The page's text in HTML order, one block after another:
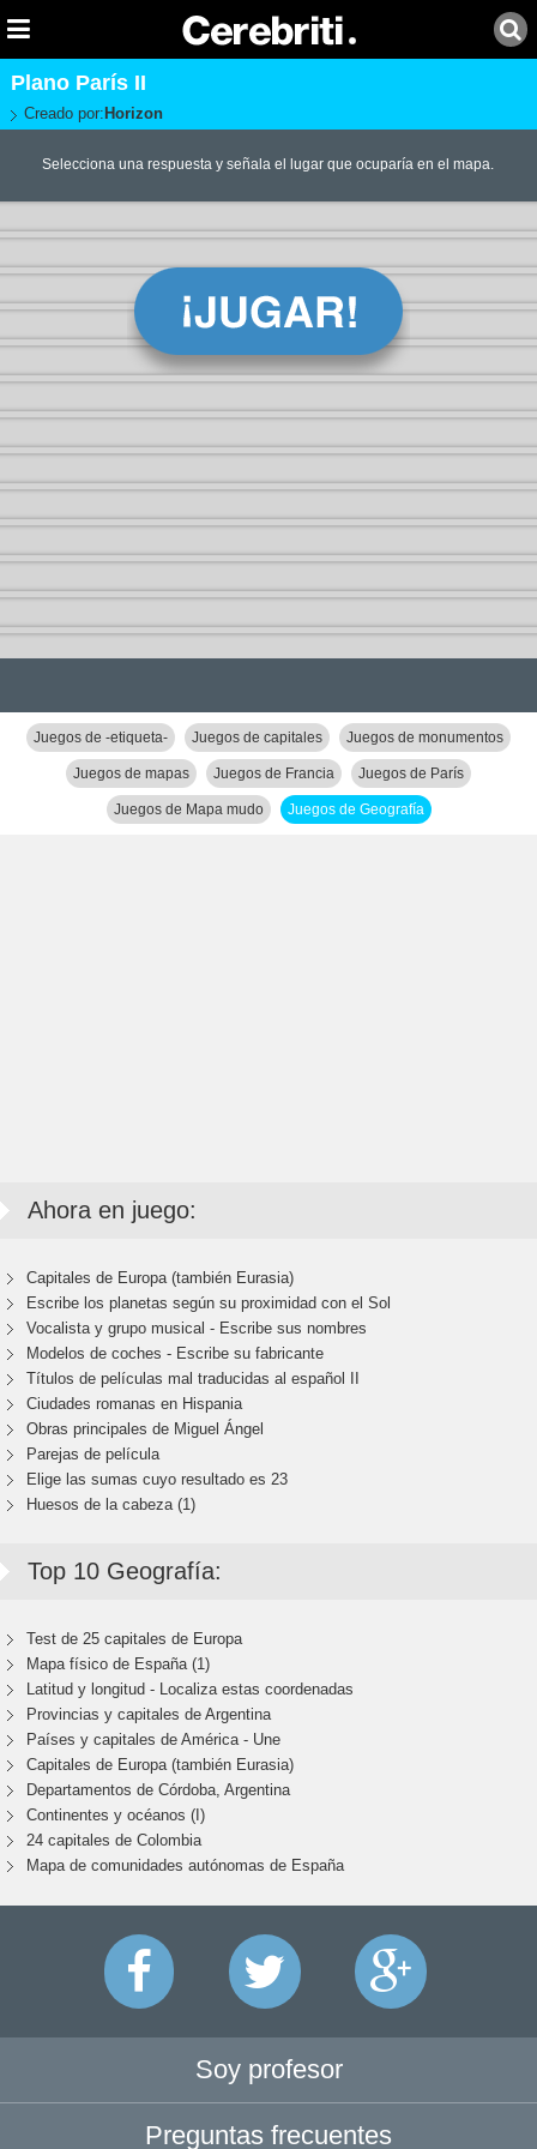
Plano París II
Creado por: Horizon
Selecciona una respuesta y señala el lugar que ocuparía en el mapa.
Juegos de -etiqueta- Juegos de capitales Juegos de monumentos
Juegos de mapas Juegos de Francia Juegos de París
Juegos de Mapa mudo Juegos de Geografía
Ahora en juego:
Capitales de Europa (también Eurasia)
Escribe los planetas según su proximidad con el Sol
Vocalista y grupo musical - Escribe sus nombres
Modelos de coches - Escribe su fabricante
Títulos de películas mal traducidas al español II
Ciudades romanas en Hispania
Obras principales de Miguel Ángel
Parejas de película
Elige las sumas cuyo resultado es 23
Huesos de la cabeza (1)
Top 10 Geografía:
Test de 25 capitales de Europa
Mapa físico de España (1)
Latitud y longitud - Localiza estas coordenadas
Provincias y capitales de Argentina
Países y capitales de América - Une
Capitales de Europa (también Eurasia)
Departamentos de Córdoba, Argentina
Continentes y océanos (I)
24 capitales de Colombia
Mapa de comunidades autónomas de España
Soy profesor
Preguntas frecuentes